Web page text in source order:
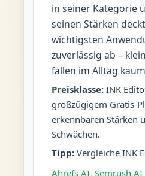
in seiner Kategorie
seinen Stärken
wichtigsten
zuverlässig ab –
fallen im Alltag
Preisklasse:INK
großzügigem Gratis-
erkennbaren Stärken
Schwächen.
Tipp:Vergleiche INK
Ahrefs AI, Semrush AI,